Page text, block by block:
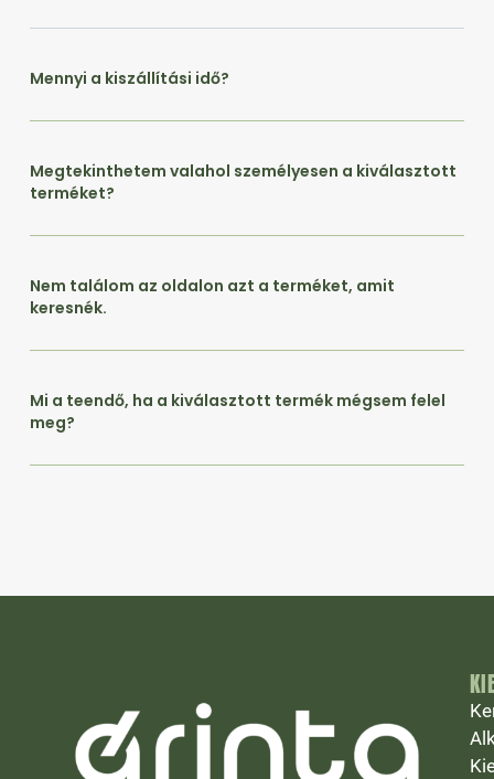
Mennyi a kiszállítási idő?
Megtekinthetem valahol személyesen a kiválasztott
terméket?
Nem találom az oldalon azt a terméket, amit
keresnék.
Mi a teendő, ha a kiválasztott termék mégsem felel
meg?